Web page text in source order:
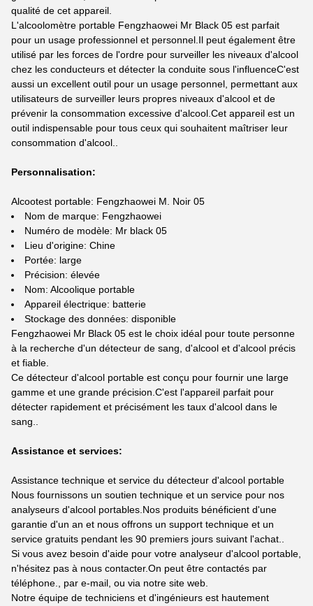
qualité de cet appareil.
L'alcoolomètre portable Fengzhaowei Mr Black 05 est parfait
pour un usage professionnel et personnel.Il peut également être
utilisé par les forces de l'ordre pour surveiller les niveaux d'alcool
chez les conducteurs et détecter la conduite sous l'influenceC'est
aussi un excellent outil pour un usage personnel, permettant aux
utilisateurs de surveiller leurs propres niveaux d'alcool et de
prévenir la consommation excessive d'alcool.Cet appareil est un
outil indispensable pour tous ceux qui souhaitent maîtriser leur
consommation d'alcool..
Personnalisation:
Alcootest portable: Fengzhaowei M. Noir 05
Nom de marque: Fengzhaowei
Numéro de modèle: Mr black 05
Lieu d'origine: Chine
Portée: large
Précision: élevée
Nom: Alcoolique portable
Appareil électrique: batterie
Stockage des données: disponible
Fengzhaowei Mr Black 05 est le choix idéal pour toute personne
à la recherche d'un détecteur de sang, d'alcool et d'alcool précis
et fiable.
Ce détecteur d'alcool portable est conçu pour fournir une large
gamme et une grande précision.C'est l'appareil parfait pour
détecter rapidement et précisément les taux d'alcool dans le
sang..
Assistance et services:
Assistance technique et service du détecteur d'alcool portable
Nous fournissons un soutien technique et un service pour nos
analyseurs d'alcool portables.Nos produits bénéficient d'une
garantie d'un an et nous offrons un support technique et un
service gratuits pendant les 90 premiers jours suivant l'achat..
Si vous avez besoin d'aide pour votre analyseur d'alcool portable,
n'hésitez pas à nous contacter.On peut être contactés par
téléphone., par e-mail, ou via notre site web.
Notre équipe de techniciens et d'ingénieurs est hautement